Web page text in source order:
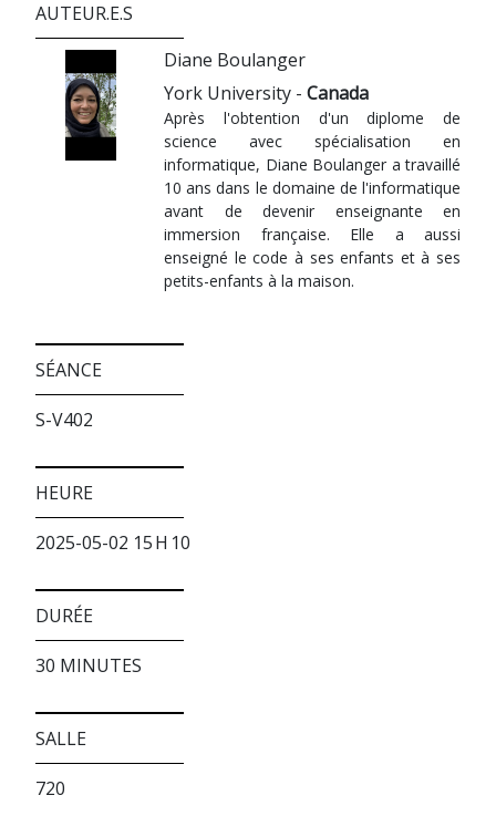
AUTEUR.E.S
Diane Boulanger
York University - Canada
Après l'obtention d'un diplome de
science avec spécialisation en
informatique, Diane Boulanger a travaillé
10 ans dans le domaine de l'informatique
avant de devenir enseignante en
immersion française. Elle a aussi
enseigné le code à ses enfants et à ses
petits-enfants à la maison.
SÉANCE
S-V402
HEURE
2025-05-02 15 H 10
DURÉE
30 MINUTES
SALLE
720